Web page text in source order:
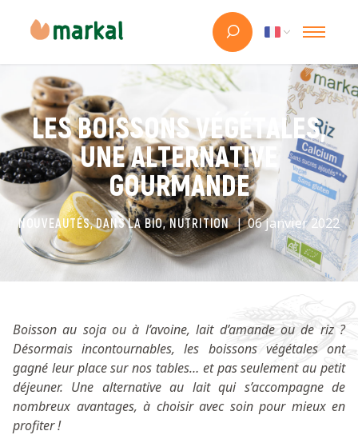
LES BOISSONS VÉGÉTALES,
UNE ALTERNATIVE
GOURMANDE
NOUVEAUTÉS, DANS LA BIO, NUTRITION 06 janvier 2022
Boisson au soja ou à l’avoine, lait d’amande ou de riz ?
Désormais incontournables, les boissons végétales ont
gagné leur place sur nos tables… et pas seulement au petit
déjeuner. Une alternative au lait qui s’accompagne de
nombreux avantages, à choisir avec soin pour mieux en
profiter !